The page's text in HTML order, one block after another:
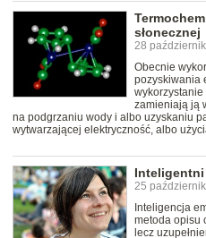
słonecznej
28
Obecnie
pozyskiwania
zamieniają ją
na podgrzaniu wody i albo uzyskaniu
wytwarzającej elektryczność, albo
25
Inteligencja
metoda opisu
lecz